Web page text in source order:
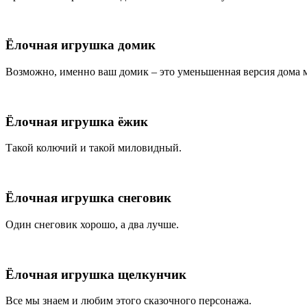
Ёлочная игрушка домик
Возможно, именно ваш домик – это уменьшенная версия дома
Ёлочная игрушка ёжик
Такой колючий и такой миловидный.
Ёлочная игрушка снеговик
Один снеговик хорошо, а два лучше.
Ёлочная игрушка щелкунчик
Все мы знаем и любим этого сказочного персонажа.